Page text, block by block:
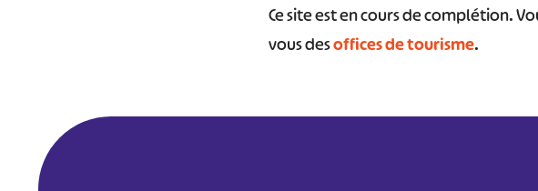
Ce site est en cours de complétion.
vous desoffices de tourisme.